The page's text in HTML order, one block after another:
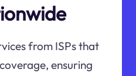
from ISPs that
ensuring